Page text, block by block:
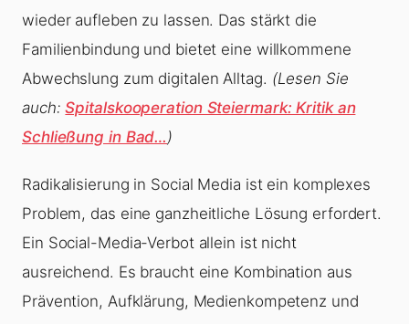
wieder aufleben zu lassen. Das stärkt die
Familienbindung und bietet eine willkommene
Abwechslung zum digitalen Alltag. (Lesen Sie
auch:Spitalskooperation Steiermark: Kritik an
Schließung in Bad… )
Radikalisierung in Social Media ist ein komplexes
Problem, das eine ganzheitliche Lösung erfordert.
Ein Social-Media-Verbot allein ist nicht
ausreichend. Es braucht eine Kombination aus
Prävention, Aufklärung, Medienkompetenz und